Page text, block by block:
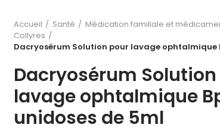
Accueil Santé
Médication familiale et
Collyres
Dacryosérum Solution pour lavage ophtalmique
Dacryosérum
lavage ophtalmique
unidoses de 5ml